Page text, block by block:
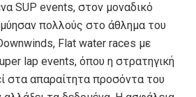
SUP events, στον μοναδικό
πολλούς στο άθλημα του
Flat water races με
lap events, όπου η στρατηγική
στα απαραίτητα προσόντα του